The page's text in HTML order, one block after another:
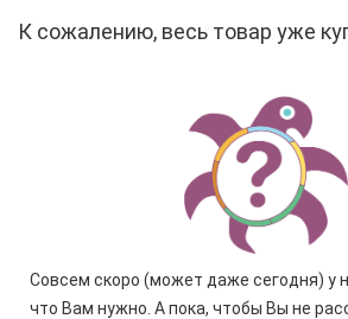
К сожалению, весь товар уже
Совсем скоро (может даже сегодня) у
что Вам нужно. А пока, чтобы Вы не